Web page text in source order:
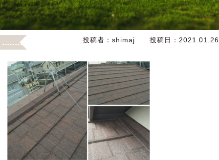
投稿者： shimaj 投稿日： 2021.01.26